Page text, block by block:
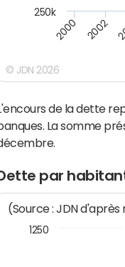
2000 2002
250k
© JDN 2026
de la dette
La somme
par
(Source : JDN
1250